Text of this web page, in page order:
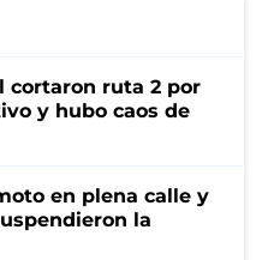
cortaron ruta 2 por
y hubo caos de
en plena calle y
la